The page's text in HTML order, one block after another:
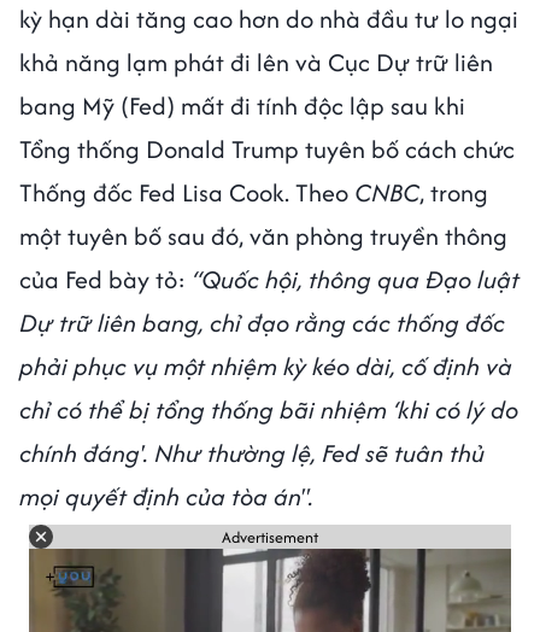
kỳ hạn dài tăng cao hơn do nhà đầu tư lo ngại
khả năng lạm phát đi lên và Cục Dự trữ liên
bang Mỹ (Fed) mất đi tính độc lập sau khi
Tổng thống Donald Trump tuyên bố cách chức
Thống đốc Fed Lisa Cook. Theo CNBC, trong
một tuyên bố sau đó, văn phòng truyền thông
của Fed bày tỏ: “Quốc hội, thông qua Đạo luật
Dự trữ liên bang, chỉ đạo rằng các thống đốc
phải phục vụ một nhiệm kỳ kéo dài, cố định và
chỉ có thể bị tổng thống bãi nhiệm ‘khi có lý do
chính đáng'. Như thường lệ, Fed sẽ tuân thủ
mọi quyết định của tòa án".
Advertisement